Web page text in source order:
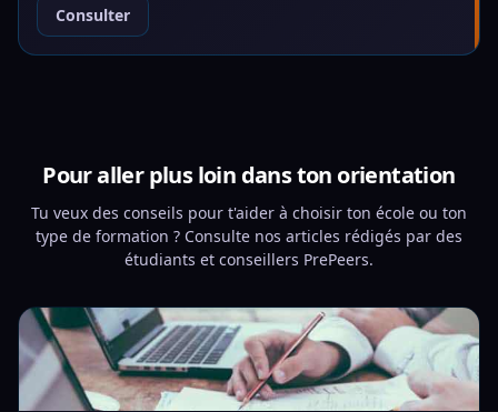
Consulter
Pour aller plus loin dans ton orientation
Tu veux des conseils pour t'aider à choisir ton école ou ton
type de formation ? Consulte nos articles rédigés par des
étudiants et conseillers PrePeers.